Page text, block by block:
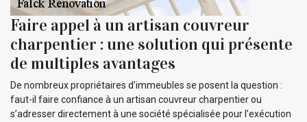
Faire appel à un artisan couvreur
charpentier : une solution qui présente
de multiples avantages
De nombreux propriétaires d’immeubles se posent la question :
faut-il faire confiance à un artisan couvreur charpentier ou
s’adresser directement à une société spécialisée pour l’exécution